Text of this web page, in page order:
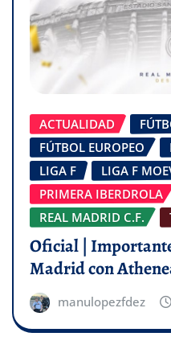
ACTUALIDAD
FÚTBOL EUROPEO
LIGA F
LIGA F
PRIMERA IBERDROLA
REAL MADRID C.F.
Oficial |
Madrid con
manulopezfdez